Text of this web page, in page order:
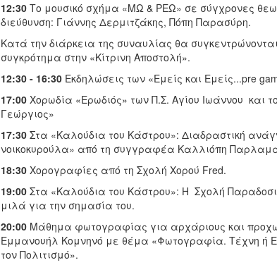
12:30Tο μουσικό σχήμα «MΩ & PEΩ» σε σύγχρονες
διεύθυνση: Γιάννης Δερμιτζάκης, Πόπη Παρασύρη.
Κατά την διάρκεια της συναυλίας θα
συγκρότημα στην «Κίτρινη Αποστολή».
12:30 - 16:30Εκδηλώσεις των «Εμείς και Εμείς...pre
17:00Χορωδία «Ερωδιός» των Π.Σ. Αγίου Ιωάννου και
Γεώργιος»
17:30Στα «Καλούδια του Κάστρου»: Διαδραστική
νοικοκυρούλα» από τη συγγραφέα Καλλιόπη Παρλαμά
18:30Χορογραφίες από τη Σχολή Χορού Fred.
19:00Στα «Καλούδια του Κάστρου»: Η Σχολή
μιλά για την σημασία του.
20:00Μάθημα φωτογραφίας για αρχάριους και
Εμμανουήλ Κομνηνό με θέμα «Φωτογραφία. Τέχνη ή
τον Πολιτισμό».